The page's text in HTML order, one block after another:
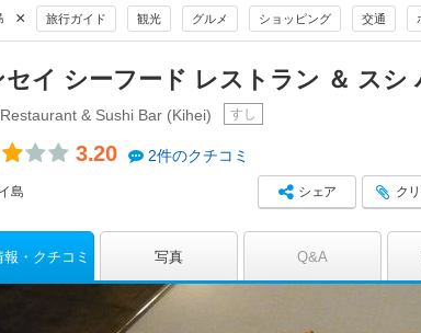
× 旅行ガイド 観光 グルメ ショッピング 交通
セイ シーフード レストラン ＆ スシ
& Sushi Bar (Kihei)
すし
3.20 2件のクチコミ
島 シェア ク
報 クチコミ 写真 Q&A